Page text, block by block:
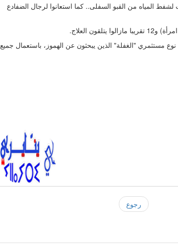
استعانوا ب 10 سيارات لشفط المياه من القبو السفلى.. كما استعانوا لرجال الضفادع
"الغفلة" الذين يبحثون عن الهموز، باستعمال جميع
رجوع